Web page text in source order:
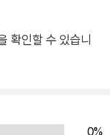
전의 평론과 대상
자마다 책읽기 방식
을 읽어내려 가는
무방하다. 혹은 원래
한다면 소개글만
트플랫폼 사례에
성을 보존하면서 새
구된다. 저자는 옛
별 건축물이 성취
확인할 수 있습니
0%